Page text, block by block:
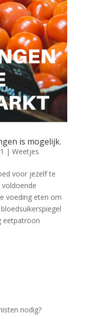
is mogelijk.
| Weetjes
voor jezelf te
voldoende
voeding eten om
eetpatroon
nodig?